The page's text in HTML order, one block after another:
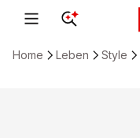
Home Leben Style